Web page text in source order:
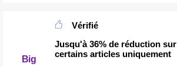
Big
Vérifié
Jusqu'à 36% de réduction sur
certains articles uniquement